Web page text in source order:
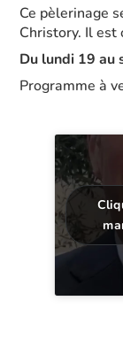
Ce pèlerinage
Christory. Il est
Du lundi 19 au
Programme à